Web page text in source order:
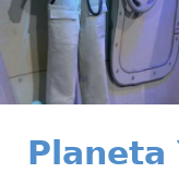
Planeta